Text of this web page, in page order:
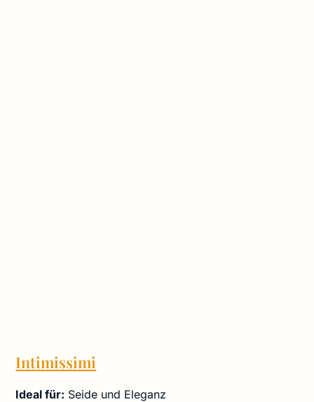
Intimissimi
Ideal für: Seide und Eleganz